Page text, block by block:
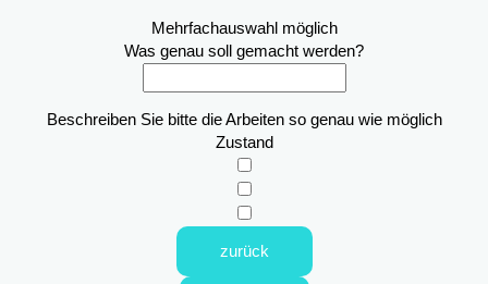
Mehrfachauswahl möglich
Was genau soll gemacht werden?
Beschreiben Sie bitte die Arbeiten so genau wie möglich
Zustand
zurück